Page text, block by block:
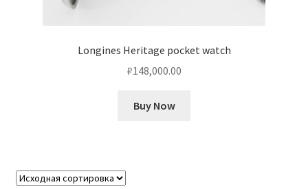
Longines Heritage pocket watch
₽148,000.00
Buy Now